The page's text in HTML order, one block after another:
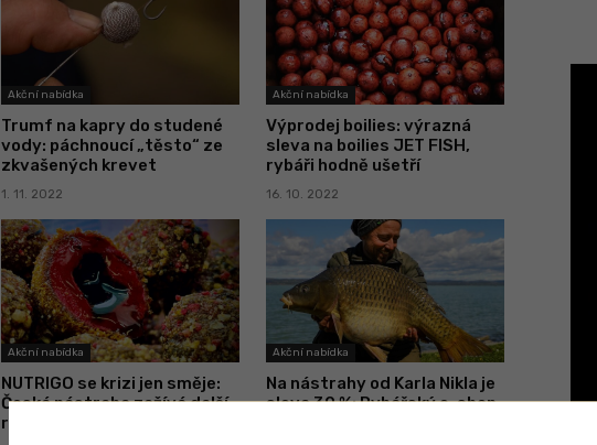
Akční nabídka
Trumf na kapry do studené
vody: páchnoucí „těsto“ ze
zkvašených krevet
1. 11. 2022
Akční nabídka
Výprodej boilies: výrazná
sleva na boilies JET FISH,
rybáři hodně ušetří
16. 10. 2022
Akční nabídka
NUTRIGO se krizi jen směje:
Česká nástraha zažívá další
rekordní sezónu v Evropě
Akční nabídka
Na nástrahy od Karla Nikla je
sleva 30 %: Rybářský e-shop